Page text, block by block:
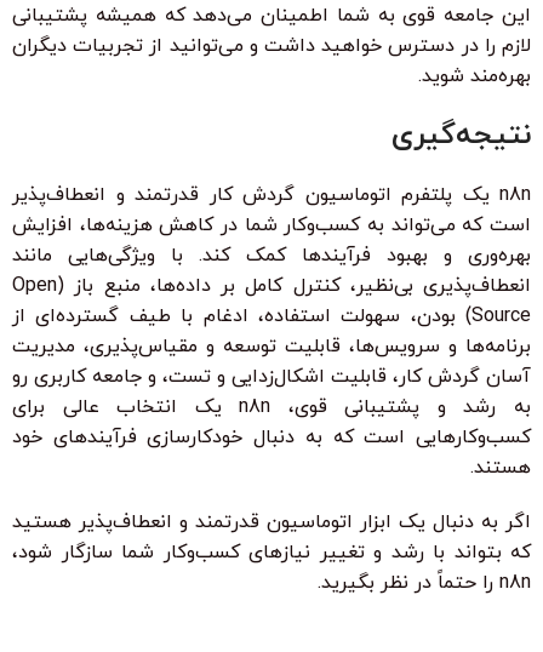
این جامعه قوی به شما اطمینان می‌دهد که همیشه پشتیبانی
لازم را در دسترس خواهید داشت و می‌توانید از تجربیات دیگران
بهره‌مند شوید.
نتیجه‌گیری
n8n یک پلتفرم اتوماسیون گردش کار قدرتمند و انعطاف‌پذیر
است که می‌تواند به کسب‌وکار شما در کاهش هزینه‌ها، افزایش
بهره‌وری و بهبود فرآیندها کمک کند. با ویژگی‌هایی مانند
انعطاف‌پذیری بی‌نظیر، کنترل کامل بر داده‌ها، منبع باز (Open
Source) بودن، سهولت استفاده، ادغام با طیف گسترده‌ای از
برنامه‌ها و سرویس‌ها، قابلیت توسعه و مقیاس‌پذیری، مدیریت
آسان گردش کار، قابلیت اشکال‌زدایی و تست، و جامعه کاربری رو
به رشد و پشتیبانی قوی، n8n یک انتخاب عالی برای
کسب‌وکارهایی است که به دنبال خودکارسازی فرآیندهای خود
هستند.
اگر به دنبال یک ابزار اتوماسیون قدرتمند و انعطاف‌پذیر هستید
که بتواند با رشد و تغییر نیازهای کسب‌وکار شما سازگار شود،
n8n را حتماً در نظر بگیرید.